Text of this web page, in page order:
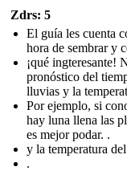
Zdrs: 5
El guía les cuenta
hora de sembrar y
¡qué ingteresante!
pronóstico del
lluvias y la
Por ejemplo, si
hay luna llena las
es mejor podar. .
y la temperatura
.